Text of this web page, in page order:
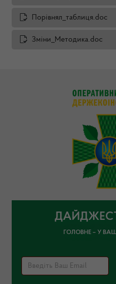
Порiвнял_таблиця.doc
Зміни_Методика.doc
ГОЛОВНЕ – У